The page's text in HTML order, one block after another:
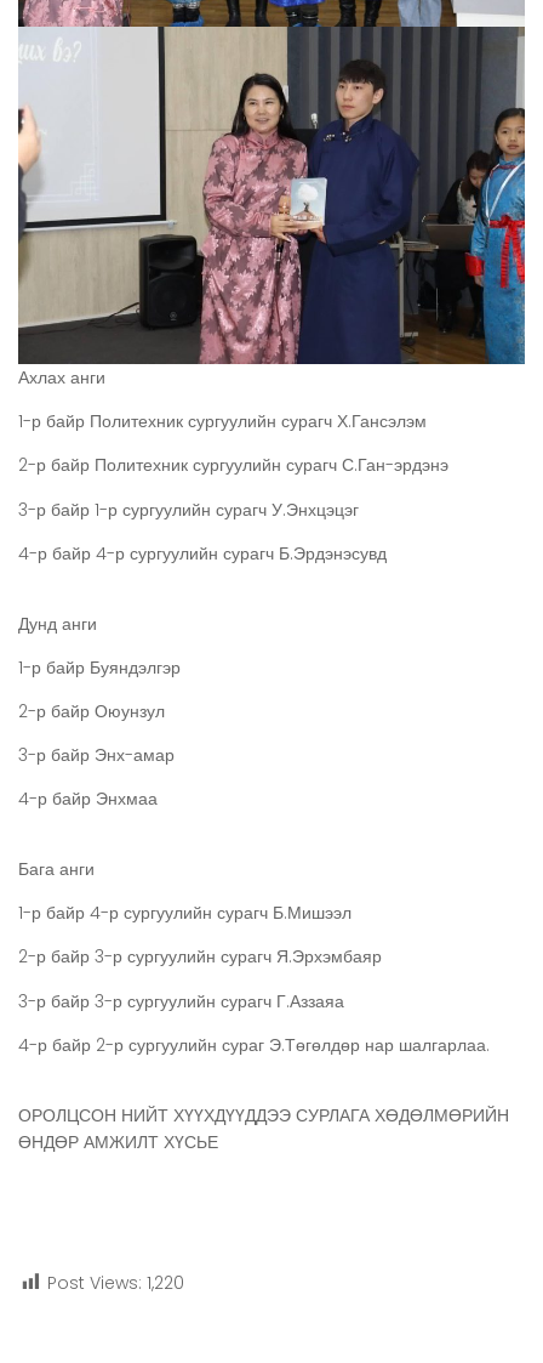
Ахлах анги
1-р байр Политехник сургуулийн сурагч Х.Гансэлэм
2-р байр Политехник сургуулийн сурагч С.Ган-эрдэнэ
3-р байр 1-р сургуулийн сурагч У.Энхцэцэг
4-р байр 4-р сургуулийн сурагч Б.Эрдэнэсувд
Дунд анги
1-р байр Буяндэлгэр
2-р байр Оюунзул
3-р байр Энх-амар
4-р байр Энхмаа
Бага анги
1-р байр 4-р сургуулийн сурагч Б.Мишээл
2-р байр 3-р сургуулийн сурагч Я.Эрхэмбаяр
3-р байр 3-р сургуулийн сурагч Г.Аззаяа
4-р байр 2-р сургуулийн сураг Э.Төгөлдөр нар шалгарлаа.
ОРОЛЦСОН НИЙТ ХҮҮХДҮҮДДЭЭ СУРЛАГА ХӨДӨЛМӨРИЙН
ӨНДӨР АМЖИЛТ ХҮСЬЕ
Post Views: 1,220